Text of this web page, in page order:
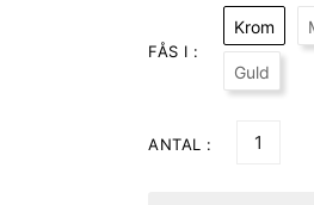
FÅS I :
Krom
Guld
ANTAL :